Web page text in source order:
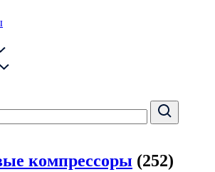
компрессоры (252)